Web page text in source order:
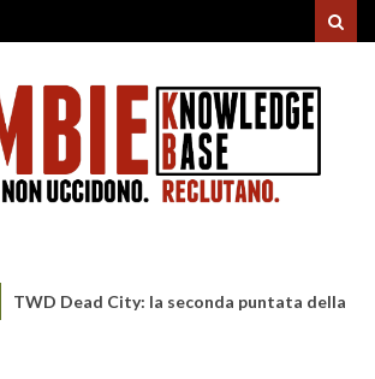
TWD Dead City: la seconda puntata della